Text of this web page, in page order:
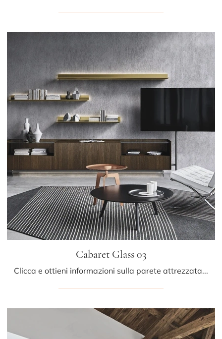
Cabaret Glass 03
Clicca e ottieni informazioni sulla parete attrezzata Cabaret Glass 03 della marca Sangiacomo: è la soluzione dalle linee moderne ideale per te.